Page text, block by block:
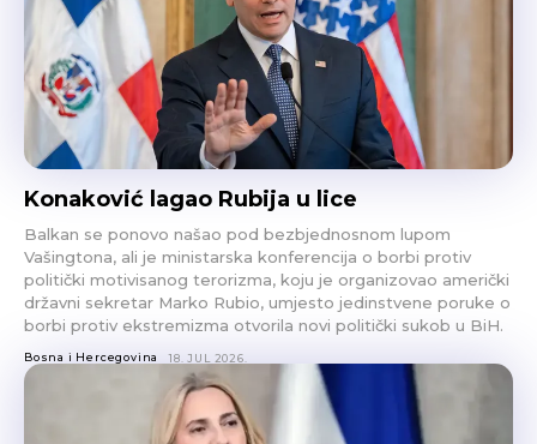
Konaković lagao Rubija u lice
Balkan se ponovo našao pod bezbjednosnom lupom
Vašingtona, ali je ministarska konferencija o borbi protiv
politički motivisanog terorizma, koju je organizovao američki
državni sekretar Marko Rubio, umjesto jedinstvene poruke o
borbi protiv ekstremizma otvorila novi politički sukob u BiH.
Bosna i Hercegovina 18. JUL 2026.